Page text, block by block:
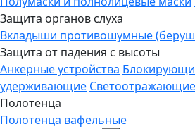
Защита органов слуха
Вкладыши противошумные
Защита от падения с высоты
Анкерные устройства
удерживающие
Полотенца
Полотенца вафельные